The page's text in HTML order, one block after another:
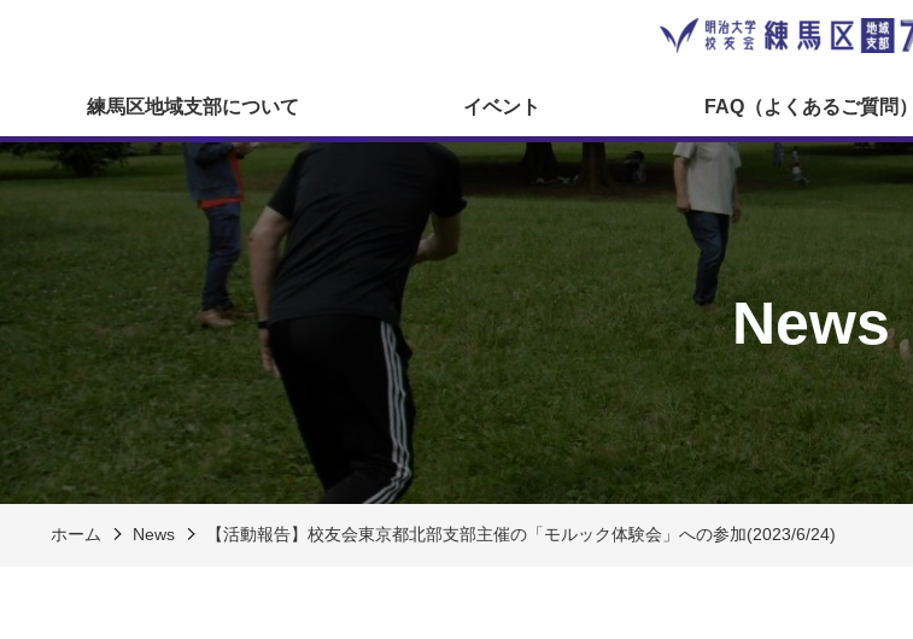
練馬区地域支部について イベント FAQ（よくあるご質問）
News
ホーム News 【活動報告】校友会東京都北部支部主催の「モルック体験会」への参加(2023/6/24)